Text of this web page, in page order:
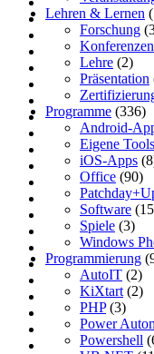
Lehren & Lernen
Forschung
Konferenzen
Lehre (2)
Präsentation
Programme (336)
Android-
Eigene Tools
iOS-Apps
Office (90)
Software
Spiele (3)
Windows
Programmierung
AutoIT (2)
KiXtart (2)
PHP(3)
Power
Powershell